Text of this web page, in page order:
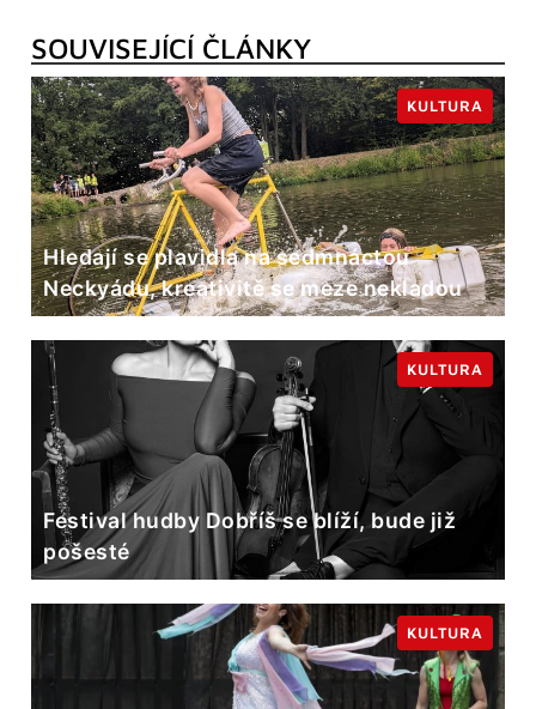
SOUVISEJÍCÍ ČLÁNKY
Hledají se plavidla na sedmnáctou
Neckyádu, kreativitě se meze nekladou
KULTURA
Festival hudby Dobříš se blíží, bude již
pošesté
KULTURA
KULTURA